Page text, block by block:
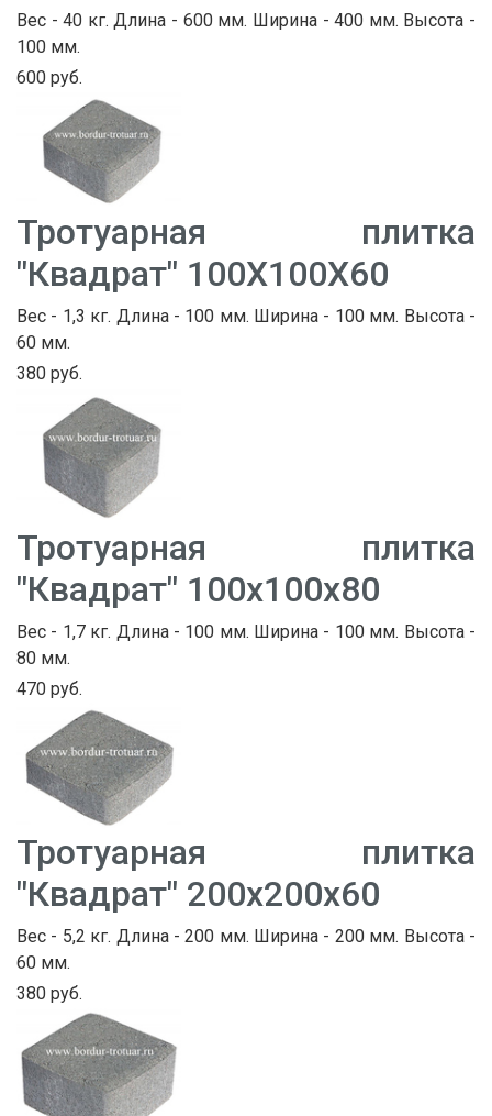
Вес - 40 кг. Длина - 600 мм. Ширина - 400 мм. Высота -
100 мм.
600 руб.
Тротуарная плитка
"Квадрат" 100Х100Х60
Вес - 1,3 кг. Длина - 100 мм. Ширина - 100 мм. Высота -
60 мм.
380 руб.
Тротуарная плитка
"Квадрат" 100х100х80
Вес - 1,7 кг. Длина - 100 мм. Ширина - 100 мм. Высота -
80 мм.
470 руб.
Тротуарная плитка
"Квадрат" 200х200х60
Вес - 5,2 кг. Длина - 200 мм. Ширина - 200 мм. Высота -
60 мм.
380 руб.